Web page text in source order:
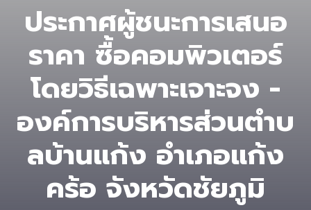
ประกาศผู้ชนะการเสนอ
ราคา ซื้อคอมพิวเตอร์
โดยวิธีเฉพาะเจาะจง -
องค์การบริหารส่วนตําบ
ลบ้านแก้ง อำเภอแก้ง
คร้อ จังหวัดชัยภูมิ